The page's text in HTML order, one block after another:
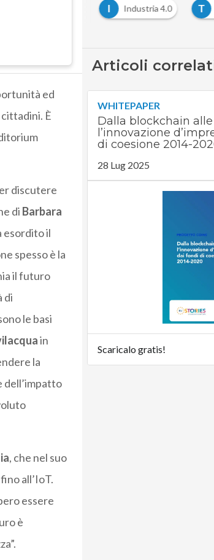
ed
È
discutere
di Barbara
esordito il
spesso è la
il futuro
di
le basi
in
la
dell’impatto
, che nel suo
all’IoT.
essere
è
I Industria 4.0 T
Articoli
WHITEPAPER
Dalla blockchain
l’innovazione
di coesione 2014-
28 Lug 2025
Scaricalo gratis!